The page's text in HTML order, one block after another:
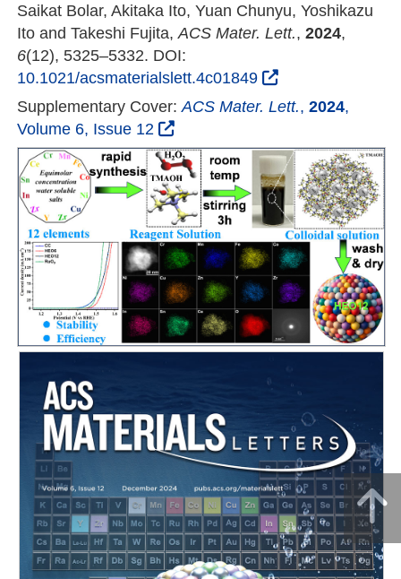
Saikat Bolar, Akitaka Ito, Yuan Chunyu, Yoshikazu
Ito and Takeshi Fujita,ACS Mater. Lett.,2024,
6(12), 5325–5332. DOI:
10.1021/acsmaterialslett.4c01849
Supplementary Cover:ACS Mater. Lett.,2024,
Volume 6, Issue 12